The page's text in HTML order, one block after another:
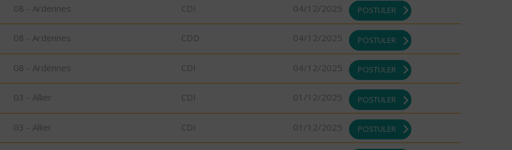
08 - Ardennes CDI 04/12/2025 POSTULER
08 - Ardennes CDD 04/12/2025 POSTULER
08 - Ardennes CDI 04/12/2025 POSTULER
03 - Allier CDI 01/12/2025 POSTULER
03 - Allier CDI 01/12/2025 POSTULER